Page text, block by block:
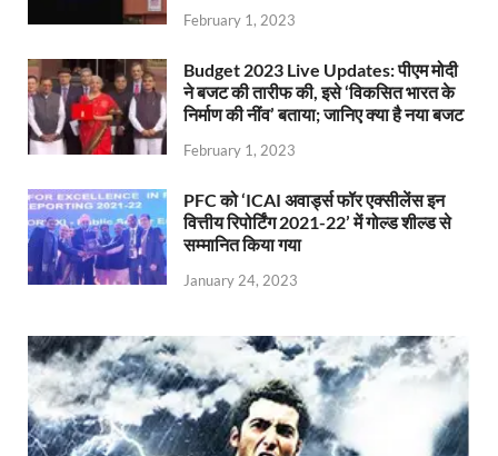
February 1, 2023
Budget 2023 Live Updates: पीएम मोदी
ने बजट की तारीफ की, इसे ‘विकसित भारत के
निर्माण की नींव’ बताया; जानिए क्या है नया बजट
February 1, 2023
PFC को ‘ICAI अवार्ड्स फॉर एक्सीलेंस इन
वित्तीय रिपोर्टिंग 2021-22’ में गोल्ड शील्ड से
सम्मानित किया गया
January 24, 2023